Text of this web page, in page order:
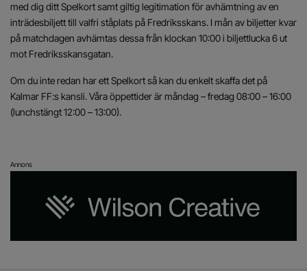
med dig ditt Spelkort samt giltig legitimation för avhämtning av en
inträdesbiljett till valfri ståplats på Fredriksskans. I mån av biljetter kvar
på matchdagen avhämtas dessa från klockan 10:00 i biljettlucka 6 ut
mot Fredriksskansgatan.
Om du inte redan har ett Spelkort så kan du enkelt skaffa det på
Kalmar FF:s kansli. Våra öppettider är måndag – fredag 08:00 – 16:00
(lunchstängt 12:00 – 13:00).
Annons